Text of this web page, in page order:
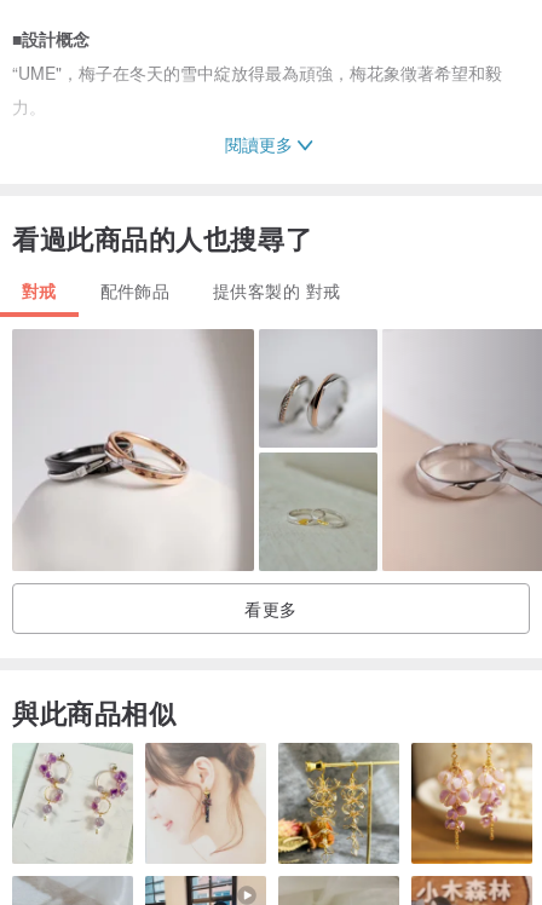
■設計概念
“UME"，梅子在冬天的雪中綻放得最為頑強，梅花象徵著希望和毅
力。
堅強高潔的人, 自有其獨特含蓄的魅力
• 戒圍：國際圍8 - 17，需要其他尺吋請私信連絡
• 尺吋：W20mm x H10mm
• 藍寶石：天然原石。皇家藍色寶石像徵著忠誠與真誠
天然原礦有不同大小和形狀，接單製作均以實物為準
• 14k金：AU585，刻有14k字印
• 免運費送往不同國家地區，備有快速運送服務選項
• 提供60天保固期
■
P.S.
保證我們只使用珍貴材質，所有貴金屬，寶石，鑽石等均保證為正品
照片商品照片顏色在不同屏幕器略有差別，與實物或有差異
歡迎所有客製訂單查詢，高度客製化，寶石顏色組合K金顏色等
等
閱讀更多
看過此商品的人也搜尋了
對戒 配件飾品 提供客製的 對戒
看更多
與此商品相似